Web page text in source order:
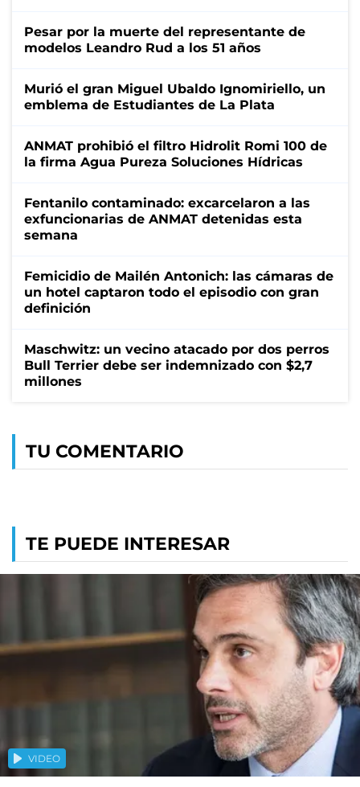
Pesar por la muerte del representante de
modelos Leandro Rud a los 51 años
Murió el gran Miguel Ubaldo Ignomiriello, un
emblema de Estudiantes de La Plata
ANMAT prohibió el filtro Hidrolit Romi 100 de
la firma Agua Pureza Soluciones Hídricas
Fentanilo contaminado: excarcelaron a las
exfuncionarias de ANMAT detenidas esta
semana
Femicidio de Mailén Antonich: las cámaras de
un hotel captaron todo el episodio con gran
definición
Maschwitz: un vecino atacado por dos perros
Bull Terrier debe ser indemnizado con $2,7
millones
TU COMENTARIO
TE PUEDE INTERESAR
VIDEO